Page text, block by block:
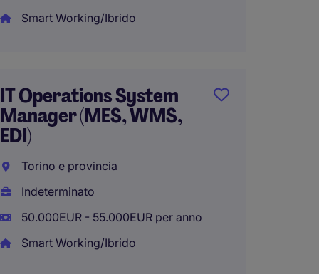
Smart Working/Ibrido
IT Operations System
Manager (MES, WMS,
EDI)
Torino e provincia
Indeterminato
50.000EUR - 55.000EUR per anno
Smart Working/Ibrido